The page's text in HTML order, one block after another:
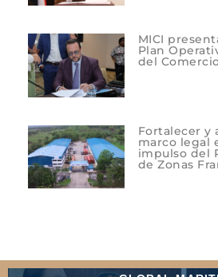
MICI
Plan
del
Fortalecer y
marco legal
impulso del
de Zonas